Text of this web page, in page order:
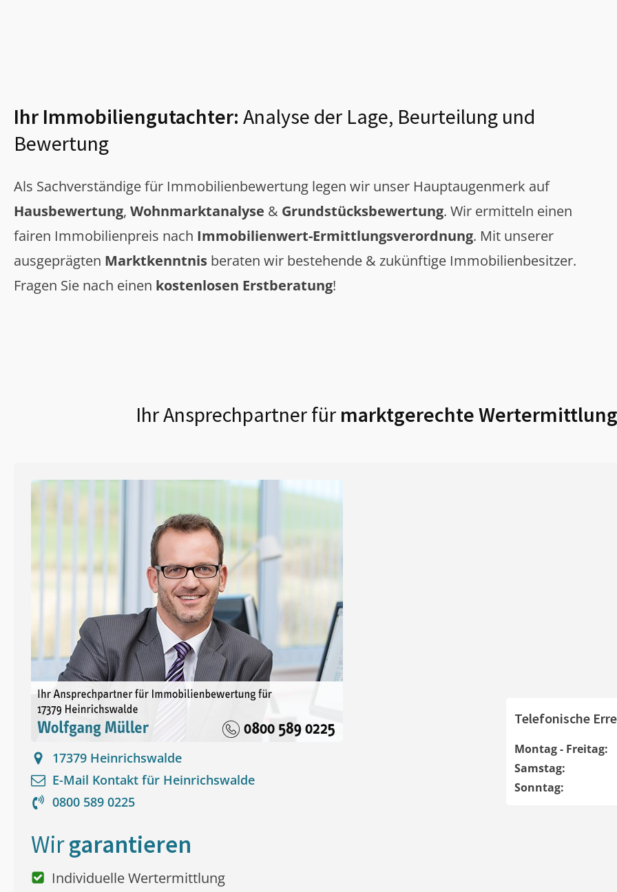
Ihr Immobiliengutachter: Analyse der Lage, Beurteilung und
Bewertung
Als Sachverständige für Immobilienbewertung legen wir unser Hauptaugenmerk auf
Hausbewertung, Wohnmarktanalyse & Grundstücksbewertung. Wir ermitteln einen
fairen Immobilienpreis nach Immobilienwert-Ermittlungsverordnung. Mit unserer
ausgeprägten Marktkenntnis beraten wir bestehende & zukünftige Immobilienbesitzer.
Fragen Sie nach einen kostenlosen Erstberatung!
Ihr Ansprechpartner fürmarktgerechte
17379 Heinrichswalde
E-Mail Kontakt für Heinrichswalde
0800 589 0225
Telefonische
Montag - Freitag:
Samstag:
Sonntag:
Wirgarantieren
Individuelle Wertermittlung